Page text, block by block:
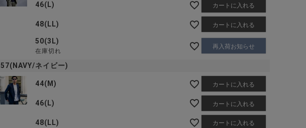
46(L) カートに入れる
48(LL) カートに入れる
50(3L)
在庫切れ
再入荷お知らせ
57(NAVY/ネイビー)
44(M) カートに入れる
46(L) カートに入れる
48(LL) カートに入れる